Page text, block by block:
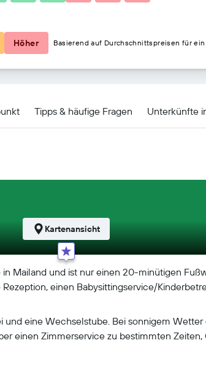
Tipps & häufige Fragen Unterkünfte
Mailand und ist nur einen 20-minütigen
einen Babysittingservice/
eine Wechselstube. Bei sonnigem
einen Zimmerservice zu bestimmten
Kartenansicht
Höher Basierend auf Durchschnittspreisen für